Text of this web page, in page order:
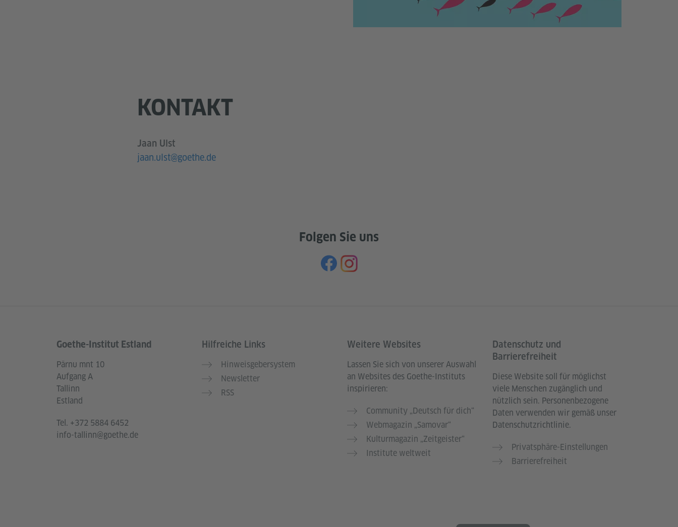
KONTAKT
Jaan Ulst
jaan.ulst@goethe.de
Folgen Sie uns
Service- und Informationsbereich
Goethe-Institut Estland
Pärnu mnt 10
Aufgang A
Tallinn
Estland
Tel. +372 5884 6452
info-tallinn@goethe.de
Hilfreiche Links
Hinweisgebersystem
Newsletter
RSS
Weitere Websites
Lassen Sie sich von unserer Auswahl
an Websites des Goethe-Instituts
inspirieren:
Community „Deutsch für dich“
Webmagazin „Samovar“
Kulturmagazin „Zeitgeister“
Institute weltweit
Datenschutz und
Barrierefreiheit
Diese Website soll für möglichst
viele Menschen zugänglich und
nützlich sein. Personenbezogene
Daten verwenden wir gemäß unser
Datenschutzrichtlinie.
Privatsphäre-Einstellungen
Barrierefreiheit